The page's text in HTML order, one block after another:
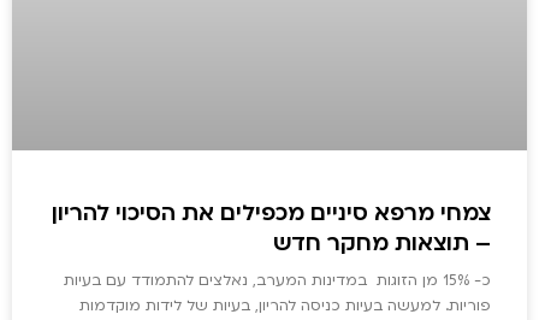
צמחי מרפא סיניים מכפילים את הסיכוי להריון
– תוצאות מחקר חדש
כ- 15% מן הזוגות במדינות המערב, נאלצים להתמודד עם בעיות
פוריות. למעשה בעיות כניסה להריון, בעיות של לידות מוקדמות